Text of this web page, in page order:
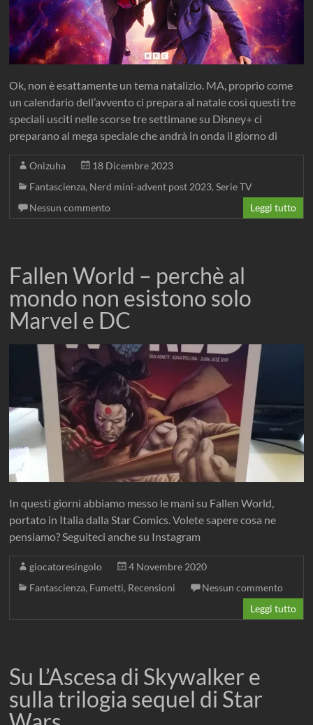
Ok, non è esattamente un tema natalizio. MA, proprio come
un calendario dell’avvento ci prepara al natale così questi tre
speciali usciti nelle scorse tre settimane su Disney+ ci
preparano al mega speciale che andrà in onda il giorno di
Onizuha
18 Dicembre 2023
Fantascienza, Nerd mini-advent post 2023,Serie TV
Nessun commento
Leggi tutto
Fallen World – perchè al
mondo non esistono solo
Marvel e DC
In questi giorni abbiamo messo le mani su Fallen World,
portato in Italia dalla Star Comics. Volete sapere cosa ne
pensiamo? Seguiteci anche su Instagram
giocatoresingolo
4 Novembre 2020
Fantascienza, Fumetti, Recensioni
Nessun commento
Leggi tutto
Su L’Ascesa di Skywalker e
sulla trilogia sequel di Star